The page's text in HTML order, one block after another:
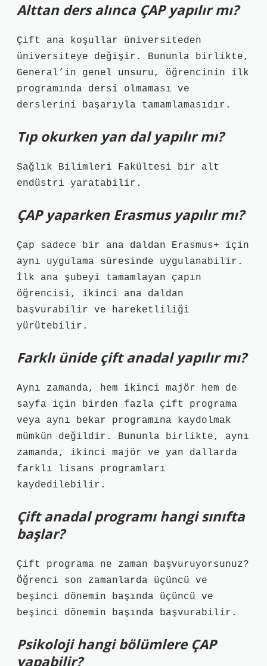
Alttan ders alınca ÇAP yapılır mı?
Çift ana koşullar üniversiteden
üniversiteye değişir. Bununla birlikte,
General’in genel unsuru, öğrencinin ilk
programında dersi olmaması ve
derslerini başarıyla tamamlamasıdır.
Tıp okurken yan dal yapılır mı?
Sağlık Bilimleri Fakültesi bir alt
endüstri yaratabilir.
ÇAP yaparken Erasmus yapılır mı?
Çap sadece bir ana daldan Erasmus+ için
aynı uygulama süresinde uygulanabilir.
İlk ana şubeyi tamamlayan çapın
öğrencisi, ikinci ana daldan
başvurabilir ve hareketliliği
yürütebilir.
Farklı ünide çift anadal yapılır mı?
Aynı zamanda, hem ikinci majör hem de
sayfa için birden fazla çift programa
veya aynı bekar programına kaydolmak
mümkün değildir. Bununla birlikte, aynı
zamanda, ikinci majör ve yan dallarda
farklı lisans programları
kaydedilebilir.
Çift anadal programı hangi sınıfta
başlar?
Çift programa ne zaman başvuruyorsunuz?
Öğrenci son zamanlarda üçüncü ve
beşinci dönemin başında üçüncü ve
beşinci dönemin başında başvurabilir.
Psikoloji hangi bölümlere ÇAP
yapabilir?